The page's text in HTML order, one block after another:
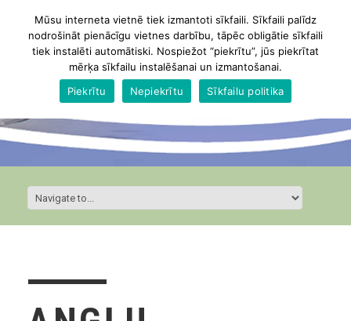
Mūsu interneta vietnē tiek izmantoti sīkfaili. Sīkfaili palīdz
nodrošināt pienācīgu vietnes darbību, tāpēc obligātie sīkfaili
tiek instalēti automātiski. Nospiežot “piekrītu”, jūs piekrītat
mērķa sīkfailu instalēšanai un izmantošanai.
Piekrītu
Nepiekrītu Sīkfailu politika